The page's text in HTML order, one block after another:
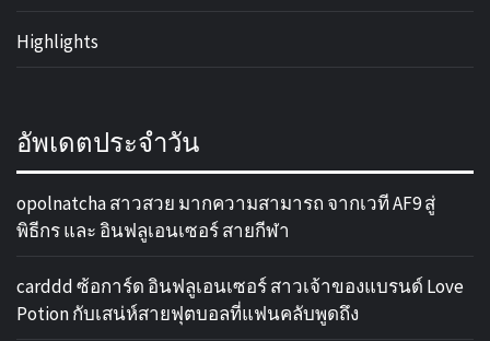
Highlights
อัพเดตประจำวัน
opolnatcha สาวสวย มากความสามารถ จากเวที AF9 สู่
พิธีกร และ อินฟลูเอนเซอร์ สายกีฬา
carddd ซ้อการ์ด อินฟลูเอนเซอร์ สาวเจ้าของแบรนด์ Love
Potion กับเสน่ห์สายฟุตบอลที่แฟนคลับพูดถึง